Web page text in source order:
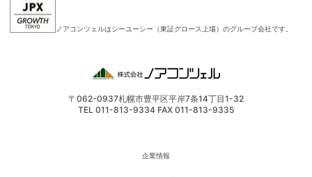
ノアコンツェルはシーユーシー（東証グロース上場）のグループ会社です。
〒062-0937札幌市豊平区平岸7条14丁目1-32
TEL 011-813-9334 FAX 011-813-9335
企業情報